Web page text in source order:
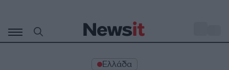
περιεχόμενο
Ελλάδα